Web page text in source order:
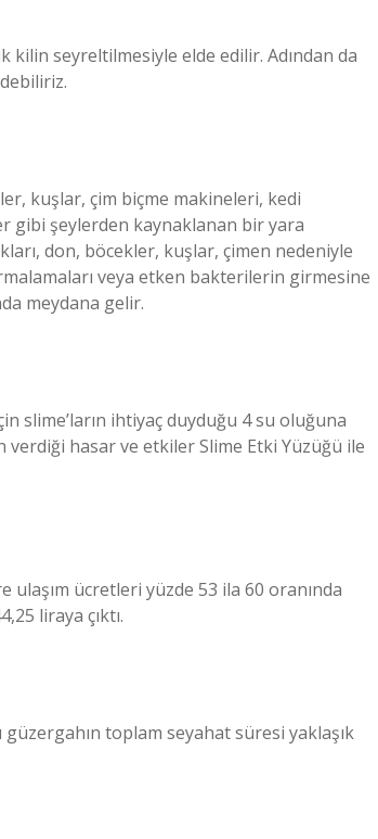
kilin seyreltilmesiyle elde edilir. Adından da
kuşlar, çim biçme makineleri, kedi
gibi şeylerden kaynaklanan bir yara
don, böcekler, kuşlar, çimen nedeniyle
veya etken bakterilerin girmesine
meydana gelir.
slime’ların ihtiyaç duyduğu 4 su oluğuna
verdiği hasar ve etkiler Slime Etki Yüzüğü ile
ulaşım ücretleri yüzde 53 ila 60 oranında
liraya çıktı.
toplam seyahat süresi yaklaşık